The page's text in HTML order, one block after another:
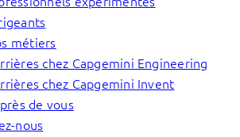
métiers
chez Capgemini Engineering
chez Capgemini Invent
de vous
nous